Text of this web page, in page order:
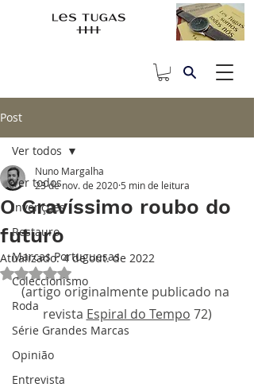
Post
Ver todos
Invenções
Restauro
Marcas Portuguesas
Coleccionismo
Roda
Série Grandes Marcas
Opinião
Entrevista
Ver todos
O Gravíssimo roubo do
futuro
Nuno Margalha
23 de nov. de 2020 5 min de leitura
Atualizado:4 de out. de 2022
Avaliado com NaN de 5 estrelas.
(artigo originalmente publicado na
revista Espiral do Tempo 72)